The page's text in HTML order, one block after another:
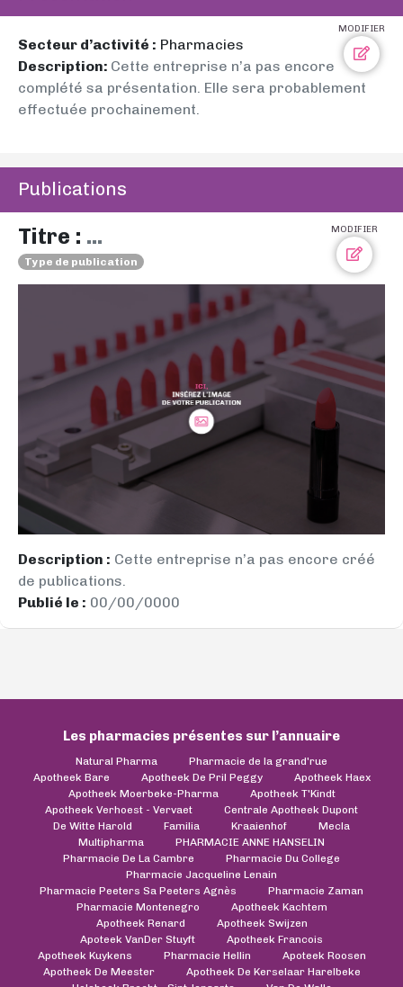
MODIFIER
Secteur d’activité : Pharmacies
Description: Cette entreprise n’a pas encore
complété sa présentation. Elle sera probablement
effectuée prochainement.
Publications
MODIFIER
Titre : ...
Type de publication
Description : Cette entreprise n’a pas encore créé
de publications.
Publié le : 00/00/0000
Les pharmacies présentes sur l’annuaire
Natural Pharma
Pharmacie de la grand'rue
Apotheek Bare
Apotheek De Pril Peggy
Apotheek Haex
Apotheek Moerbeke-Pharma
Apotheek T'Kindt
Apotheek Verhoest - Vervaet
Centrale Apotheek Dupont
De Witte Harold
Familia Kraaienhof
Mecla
Multipharma
PHARMACIE ANNE HANSELIN
Pharmacie De La Cambre
Pharmacie Du College
Pharmacie Jacqueline Lenain
Pharmacie Peeters Sa Peeters Agnès
Pharmacie Zaman
Pharmacie Montenegro
Apotheek Kachtem
Apotheek Renard
Apotheek Swijzen
Apoteek VanDer Stuyft
Apotheek Francois
Apotheek Kuykens
Pharmacie Hellin
Apoteek Roosen
Apotheek De Meester
Apotheek De Kerselaar Harelbeke